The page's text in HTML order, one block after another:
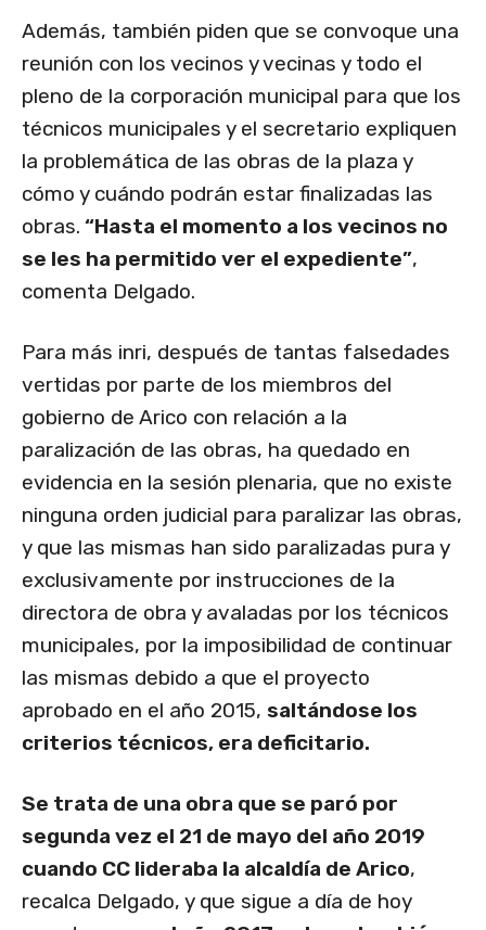
Además, también piden que se convoque una
reunión con los vecinos y vecinas y todo el
pleno de la corporación municipal para que los
técnicos municipales y el secretario expliquen
la problemática de las obras de la plaza y
cómo y cuándo podrán estar finalizadas las
obras. “Hasta el momento a los vecinos no
se les ha permitido ver el expediente”,
comenta Delgado.
Para más inri, después de tantas falsedades
vertidas por parte de los miembros del
gobierno de Arico con relación a la
paralización de las obras, ha quedado en
evidencia en la sesión plenaria, que no existe
ninguna orden judicial para paralizar las obras,
y que las mismas han sido paralizadas pura y
exclusivamente por instrucciones de la
directora de obra y avaladas por los técnicos
municipales, por la imposibilidad de continuar
las mismas debido a que el proyecto
aprobado en el año 2015, saltándose los
criterios técnicos, era deficitario.
Se trata de una obra que se paró por
segunda vez el 21 de mayo del año 2019
cuando CC lideraba la alcaldía de Arico,
recalca Delgado, y que sigue a día de hoy